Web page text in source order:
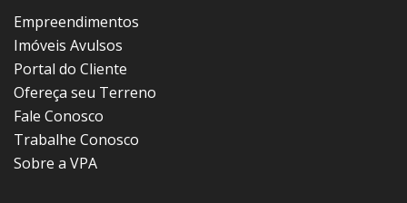
Empreendimentos
Imóveis Avulsos
Portal do Cliente
Ofereça seu Terreno
Fale Conosco
Trabalhe Conosco
Sobre a VPA